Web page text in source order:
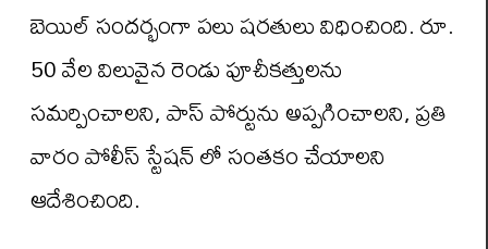
బెయిల్ సందర్భంగా పలు షరతులు విధించింది. రూ.
50 వేల విలువైన రెండు పూచీకత్తులను
సమర్పించాలని, పాస్ పోర్టును అప్పగించాలని, ప్రతి
వారం పోలీస్ స్టేషన్ లో సంతకం చేయాలని
ఆదేశించింది.